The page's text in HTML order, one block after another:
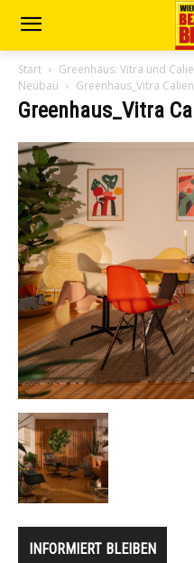
Start
Greenhaus: Vitra und
Neubau
Greenhaus_Vitra
Greenhaus_Vitra
INFORMIERT BLEIBEN